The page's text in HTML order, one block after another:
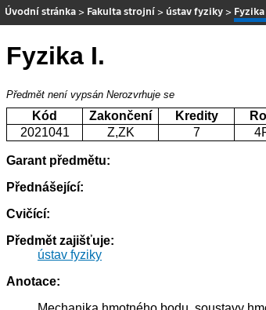
Úvodní stránka > Fakulta strojní > ústav fyziky > Fyzika
Fyzika I.
Předmět není vypsán Nerozvrhuje se
Kód Zakončení Kredity
2021041
Z,ZK 7
Garant předmětu:
Přednášející:
Cvičící:
Předmět zajišťuje:
ústav fyziky
Anotace: